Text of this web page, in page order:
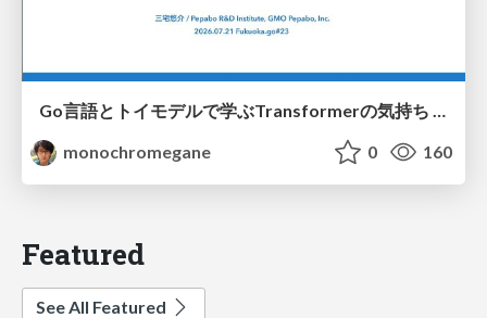
Go言語とトイモデルで学ぶTransformerの気持ち / fukuokago23-transformer
monochromegane
0 160
Featured
See All Featured